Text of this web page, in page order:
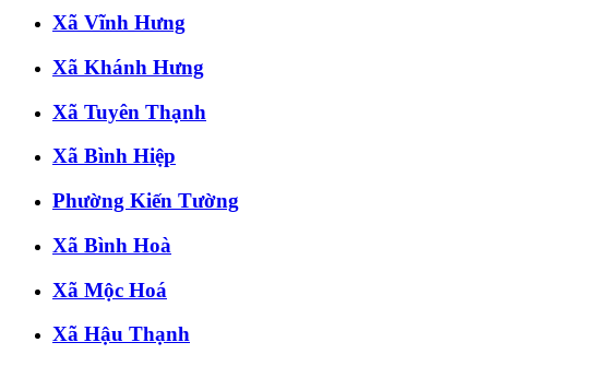
Xã Vĩnh Hưng
Xã Khánh Hưng
Xã Tuyên Thạnh
Xã Bình Hiệp
Phường Kiến Tường
Xã Bình Hoà
Xã Mộc Hoá
Xã Hậu Thạnh